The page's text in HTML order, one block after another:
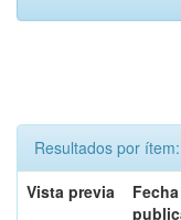
Resultados por ítem:
Vista previa